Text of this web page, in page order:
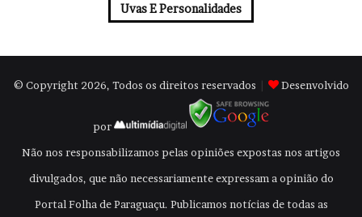
Uvas E Personalidades
© Copyright 2026, Todos os direitos reservados Desenvolvido
por
Não nos responsabilizamos pelas opiniões expostas nos artigos
divulgados, que não necessariamente expressam a opinião do
Portal Folha de Paraguaçu. Publicamos notícias de todas as